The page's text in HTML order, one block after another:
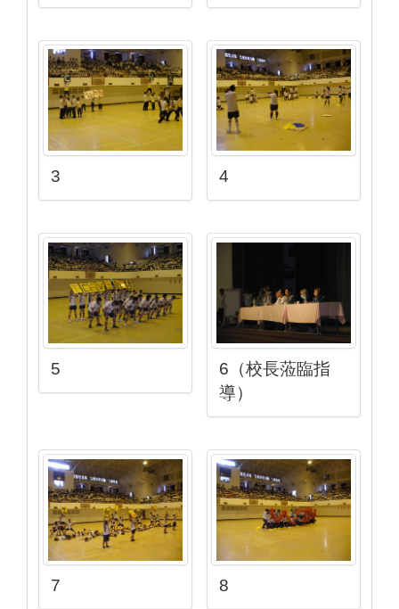
3 4
5
6（校長蒞臨指
導）
7 8